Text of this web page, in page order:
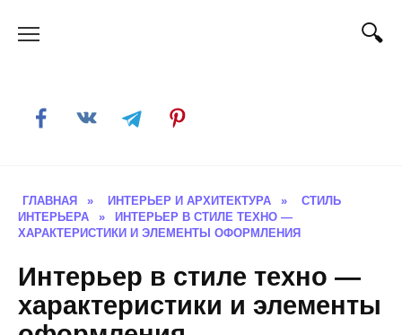
ГЛАВНАЯ » ИНТЕРЬЕР И АРХИТЕКТУРА »
СТИЛЬ
ИНТЕРЬЕРА
»
ИНТЕРЬЕР В СТИЛЕ ТЕХНО —
ХАРАКТЕРИСТИКИ И ЭЛЕМЕНТЫ ОФОРМЛЕНИЯ
Интерьер в стиле техно —
характеристики и элементы